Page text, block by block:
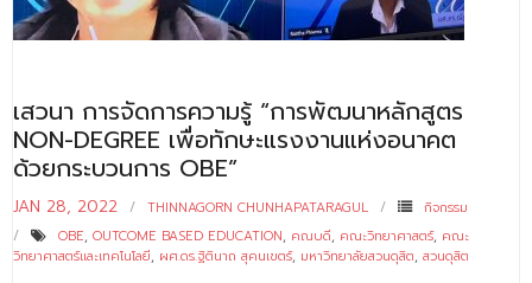
- - บุคลากรสนับสนุน
- วิทยาศาสตรบัณฑิต
- - วิทยาการคอมพิวเตอร์
- - วิทยาศาสตร์เครื่องสำอาง
- - อาชีวอนามัยและความปลอดภัย
เสวนา การจัดการความรู้ “การพัฒนาหลักสูตร
NON-DEGREE เพื่อทักษะแรงงานแห่งอนาคต
ด้วยกระบวนการ OBE”
JAN 28, 2022 THINNAGORN CHUNHAPATARAGUL
กิจกรรม
OBE, OUTCOME BASED EDUCATION, คณบดี, คณะวิทยาศาสตร์, คณะ
วิทยาศาสตร์และเทคโนโลยี, ผศ.ดร.ฐิตินาถ สุคนเขตร์, มหาวิทยาลัยสวนดุสิต, สวนดุสิต